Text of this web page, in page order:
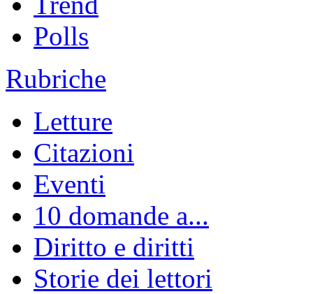
Polls
Rubriche
Letture
Citazioni
Eventi
10 domande a...
Diritto e diritti
Storie dei lettori